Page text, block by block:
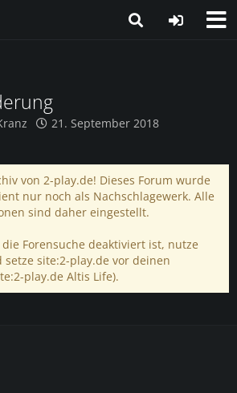
21. September 2018
von 2-play.de! Dieses Forum wurde
nur noch als Nachschlagewerk. Alle
sind daher eingestellt.
Forensuche deaktiviert ist, nutze
setze site:2-play.de vor deinen
play.de Altis Life).